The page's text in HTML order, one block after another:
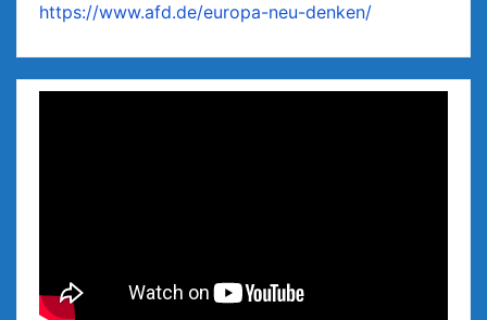
https://www.afd.de/europa-neu-denken/